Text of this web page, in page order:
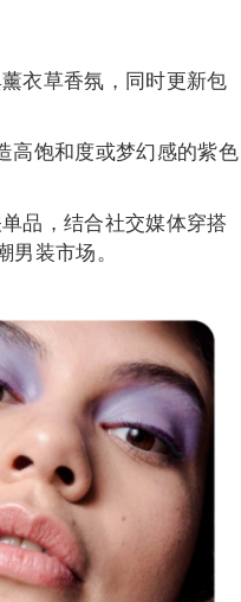
衣草香氛，同时更新包
高饱和度或梦幻感的紫色
品，结合社交媒体穿搭
装市场。